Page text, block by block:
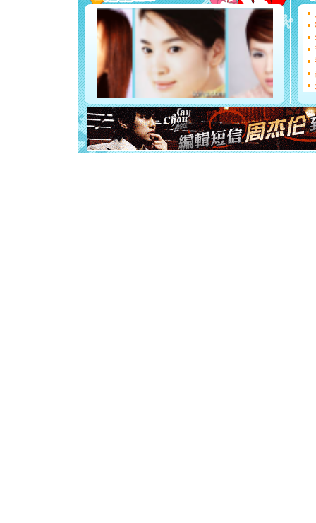
[圣诞节]
能正大
天都要快
[圣诞节]
如意,快
[元旦]
看
断电。
你是我
[元旦]
起；二是
离。水晶
[元旦]当
泣，这痛